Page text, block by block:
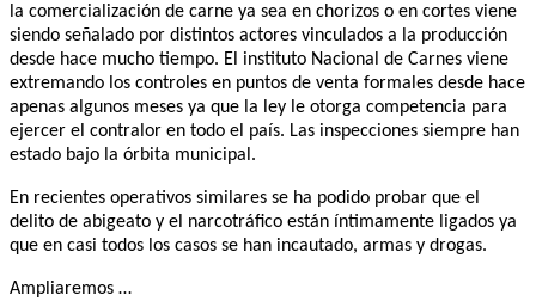
la comercialización de carne ya sea en chorizos o en cortes viene
siendo señalado por distintos actores vinculados a la producción
desde hace mucho tiempo. El instituto Nacional de Carnes viene
extremando los controles en puntos de venta formales desde hace
apenas algunos meses ya que la ley le otorga competencia para
ejercer el contralor en todo el país. Las inspecciones siempre han
estado bajo la órbita municipal.
En recientes operativos similares se ha podido probar que el
delito de abigeato y el narcotráfico están íntimamente ligados ya
que en casi todos los casos se han incautado, armas y drogas.
Ampliaremos …